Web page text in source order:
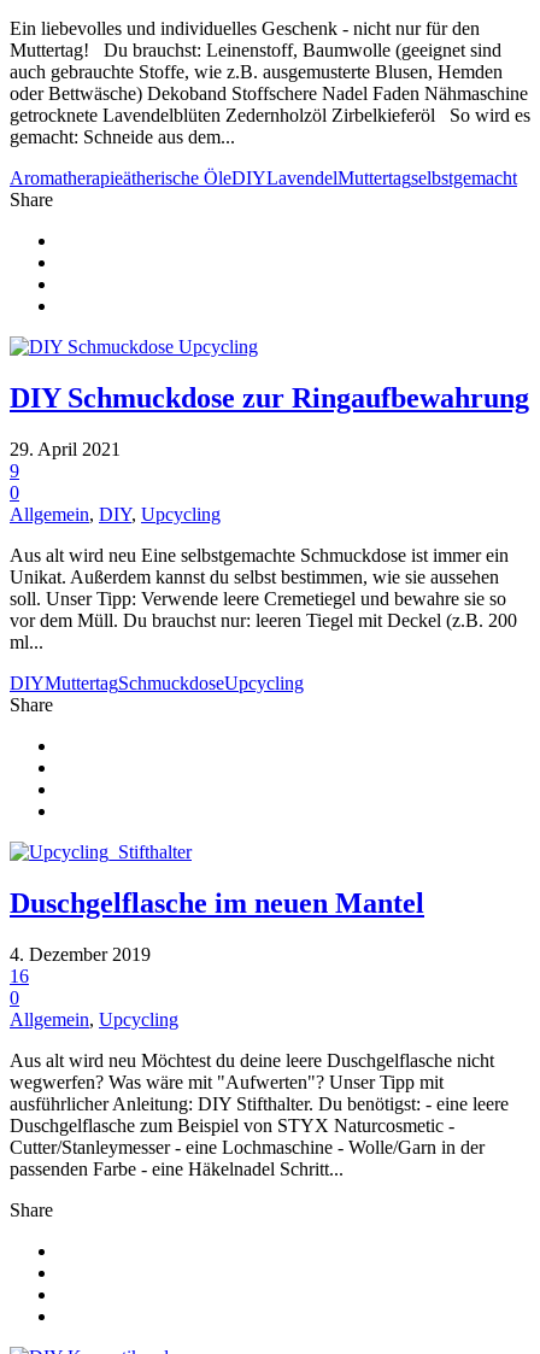
Ein liebevolles und individuelles Geschenk - nicht nur für den
Muttertag! Du brauchst: Leinenstoff, Baumwolle (geeignet sind
auch gebrauchte Stoffe, wie z.B. ausgemusterte Blusen, Hemden
oder Bettwäsche) Dekoband Stoffschere Nadel Faden Nähmaschine
getrocknete Lavendelblüten Zedernholzöl Zirbelkieferöl So wird es
gemacht: Schneide aus dem...
Aromatherapieätherische ÖleDIYLavendelMuttertagselbstgemacht
Share
DIY Schmuckdose zur Ringaufbewahrung
29. April 2021
9
0
Allgemein, DIY, Upcycling
Aus alt wird neu Eine selbstgemachte Schmuckdose ist immer ein
Unikat. Außerdem kannst du selbst bestimmen, wie sie aussehen
soll. Unser Tipp: Verwende leere Cremetiegel und bewahre sie so
vor dem Müll. Du brauchst nur: leeren Tiegel mit Deckel (z.B. 200
ml...
DIYMuttertagSchmuckdoseUpcycling
Share
Duschgelflasche im neuen Mantel
4. Dezember 2019
16
0
Allgemein, Upcycling
Aus alt wird neu Möchtest du deine leere Duschgelflasche nicht
wegwerfen? Was wäre mit "Aufwerten"? Unser Tipp mit
ausführlicher Anleitung: DIY Stifthalter. Du benötigst: - eine leere
Duschgelflasche zum Beispiel von STYX Naturcosmetic -
Cutter/Stanleymesser - eine Lochmaschine - Wolle/Garn in der
passenden Farbe - eine Häkelnadel Schritt...
Share